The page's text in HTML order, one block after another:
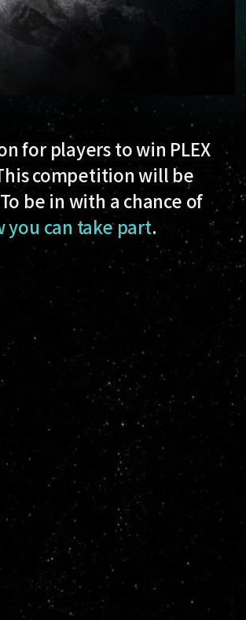
for players to win PLEX
competition will be
be in with a chance of
you can take part.